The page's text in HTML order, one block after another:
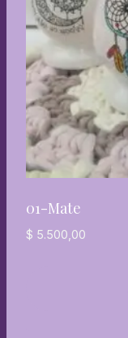
01-Mate
$ 5.500,00